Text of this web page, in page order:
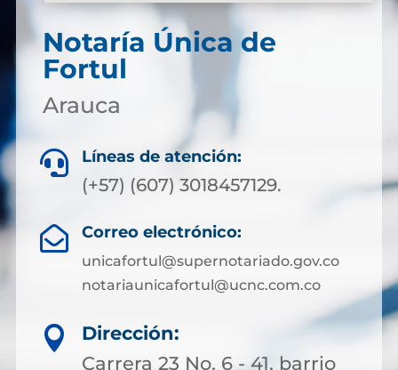
Notaría Única de
Fortul
Arauca
 Líneas de atención:
(+57) (607) 3018457129.
 Correo electrónico:
unicafortul@supernotariado.gov.co
notariaunicafortul@ucnc.com.co

Dirección:
Carrera 23 No. 6 - 41, barrio